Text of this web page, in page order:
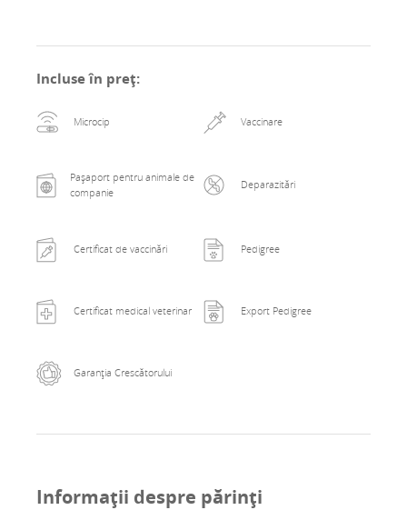
Incluse în preț:
Microcip Vaccinare
Pașaport pentru animale de
companie
Deparazitări
Certificat de vaccinări Pedigree
Certificat medical veterinar Export Pedigree
Garanția Crescătorului
Informații despre părinți